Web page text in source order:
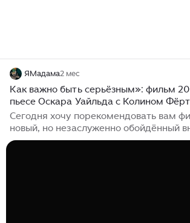
ЯМадама2 мес
Как важно быть серьёзным»: фильм
пьесе Оскара Уайльда с Колином
английским подтекстом
Сегодня хочу порекомендовать вам
новый, но незаслуженно обойдённый
Несмотря на блестящую